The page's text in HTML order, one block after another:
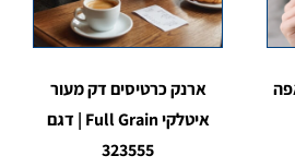
ארנק כרטיסים דק מעור
איטלקי Full Grain | דגם
323555